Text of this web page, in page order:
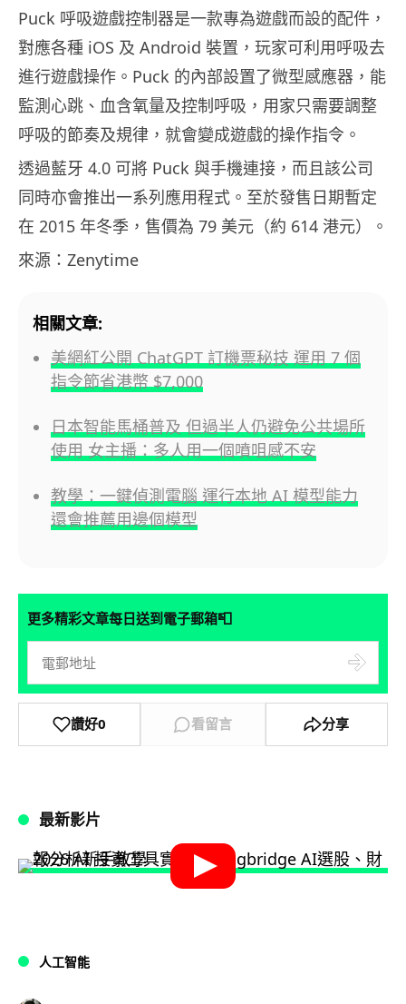
Puck 呼吸遊戲控制器是一款專為遊戲而設的配件，
對應各種 iOS 及 Android 裝置，玩家可利用呼吸去
進行遊戲操作。Puck 的內部設置了微型感應器，能
監測心跳、血含氧量及控制呼吸，用家只需要調整
呼吸的節奏及規律，就會變成遊戲的操作指令。
透過藍牙 4.0 可將 Puck 與手機連接，而且該公司
同時亦會推出一系列應用程式。至於發售日期暫定
在 2015 年冬季，售價為 79 美元（約 614 港元）。
來源：Zenytime
相關文章:
美網紅公開 ChatGPT 訂機票秘技 運用 7 個
指令節省港幣 $7,000
日本智能馬桶普及 但過半人仍避免公共場所
使用 女主播：多人用一個噴咀感不安
教學：一鍵偵測電腦 運行本地 AI 模型能力
還會推薦用邊個模型
更多精彩文章每日送到電子郵箱📮
讚好0 看留言 分享
最新影片
人工智能